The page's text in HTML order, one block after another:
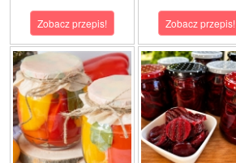
Zobacz przepis! Zobacz przepis!